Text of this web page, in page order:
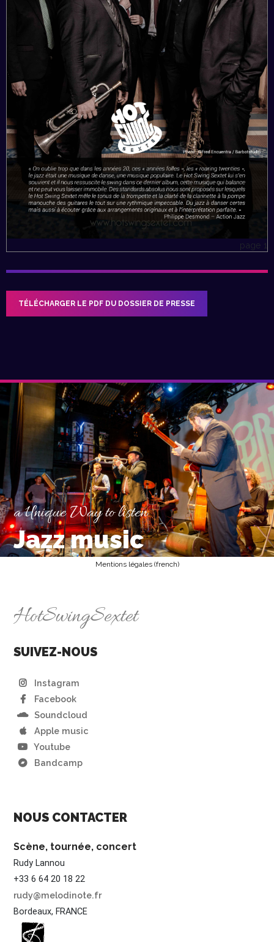
page 1
TÉLÉCHARGER LE PDF DU DOSSIER DE PRESSE
a Unique Way to listen
Jazz music
Mentions légales (french)
HotSwingSextet
SUIVEZ-NOUS
Instagram
Facebook
Soundcloud
Apple music
Youtube
Bandcamp
NOUS CONTACTER
Scène, tournée, concert
Rudy Lannou
+33 6 64 20 18 22
rudy@melodinote.fr
Bordeaux, FRANCE